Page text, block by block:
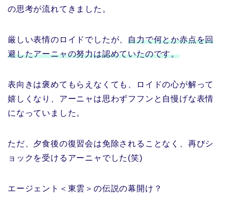
の思考が流れてきました。
厳しい表情のロイドでしたが、自力で何とか赤点を回
避したアーニャの努力は認めていたのです。
表向きは褒めてもらえなくても、ロイドの心が解って
嬉しくなり、アーニャは思わずフフンと自慢げな表情
になっていました。
ただ、夕食後の復習会は免除されることなく、再びシ
ョックを受けるアーニャでした(笑)
エージェント＜東雲＞の伝説の幕開け？